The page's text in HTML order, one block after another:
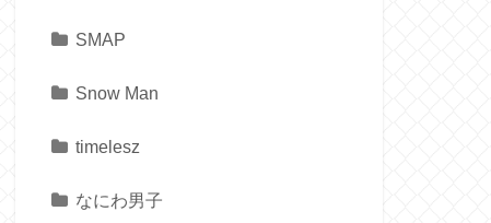
SMAP
Snow Man
timelesz
なにわ男子